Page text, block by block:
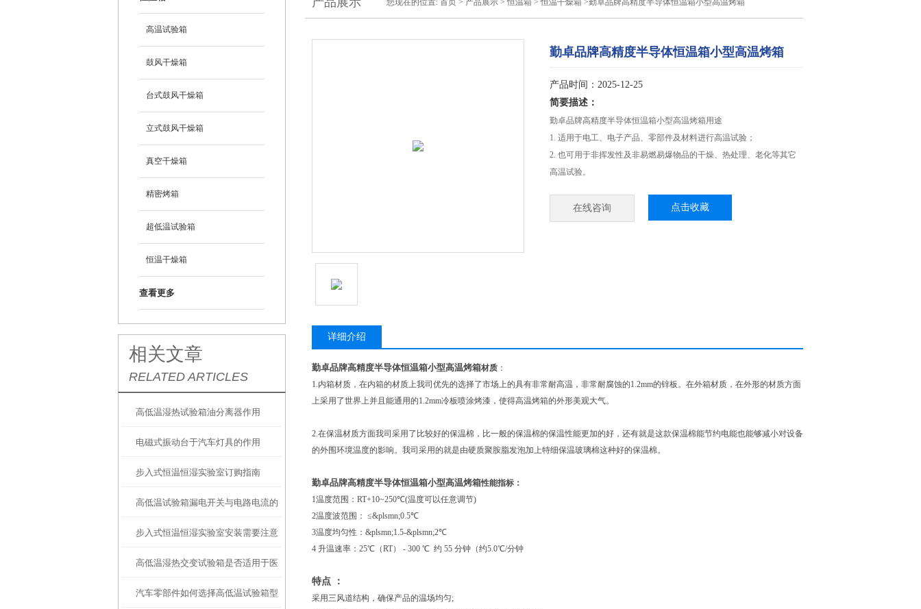
高温试验箱
鼓风干燥箱
台式鼓风干燥箱
立式鼓风干燥箱
真空干燥箱
精密烤箱
超低温试验箱
恒温干燥箱
查看更多
相关文章
RELATED ARTICLES
高低温湿热试验箱油分离器作用
电磁式振动台于汽车灯具的作用
步入式恒温恒湿实验室订购指南
高低温试验箱漏电开关与电路电流的
关系是怎样的呢？
步入式恒温恒湿实验室安装需要注意
的地方
高低温湿热交变试验箱是否适用于医
疗行业呢
汽车零部件如何选择高低温试验箱型
您现在的位置: 首页 > 产品展示 >恒温箱 >恒温干燥箱 >勤卓品牌高精度半导体恒温箱小型高温烤箱
勤卓品牌高精度半导体恒温箱小型高温烤箱
产品时间：2025-12-25
简要描述：
勤卓品牌高精度半导体恒温箱小型高温烤箱用途
1. 适用于电工、电子产品、零部件及材料进行高温试验；
2. 也可用于非挥发性及非易燃易爆物品的干燥、热处理、老化等其它
高温试验。
在线咨询 点击收藏
详细介绍
勤卓品牌高精度半导体恒温箱小型高温烤箱材质 ：
1.内箱材质，在内箱的材质上我司优先的选择了市场上的具有非常耐高温，非常耐腐蚀的1.2mm的锌板。在外箱材质，在外形的材质方面
上采用了世界上并且能通用的1.2mm冷板喷涂烤漆，使得高温烤箱的外形美观大气。
2.在保温材质方面我司采用了比较好的保温棉，比一般的保温棉的保温性能更加的好，还有就是这款保温棉能节约电能也能够减小对设备
的外围环境温度的影响。我司采用的就是由硬质聚胺脂发泡加上特细保温玻璃棉这种好的保温棉。
勤卓品牌高精度半导体恒温箱小型高温烤箱性能指标：
1温度范围：RT+10~250℃(温度可以任意调节)
2温度波范围： ≤&plsmn;0.5℃
3温度均匀性： &plsmn;1.5-&plsmn;2℃
4 升温速率： 25℃（RT） - 300 ℃ 约 55 分钟（约5.0℃/分钟
特点 ：
采用三风道结构，确保产品的温场均匀;